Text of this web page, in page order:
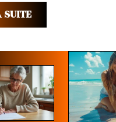
SUITE